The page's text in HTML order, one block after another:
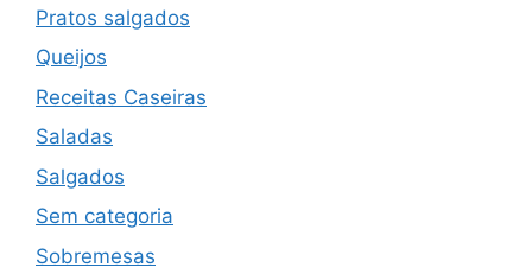
Pratos salgados
Queijos
Receitas Caseiras
Saladas
Salgados
Sem categoria
Sobremesas